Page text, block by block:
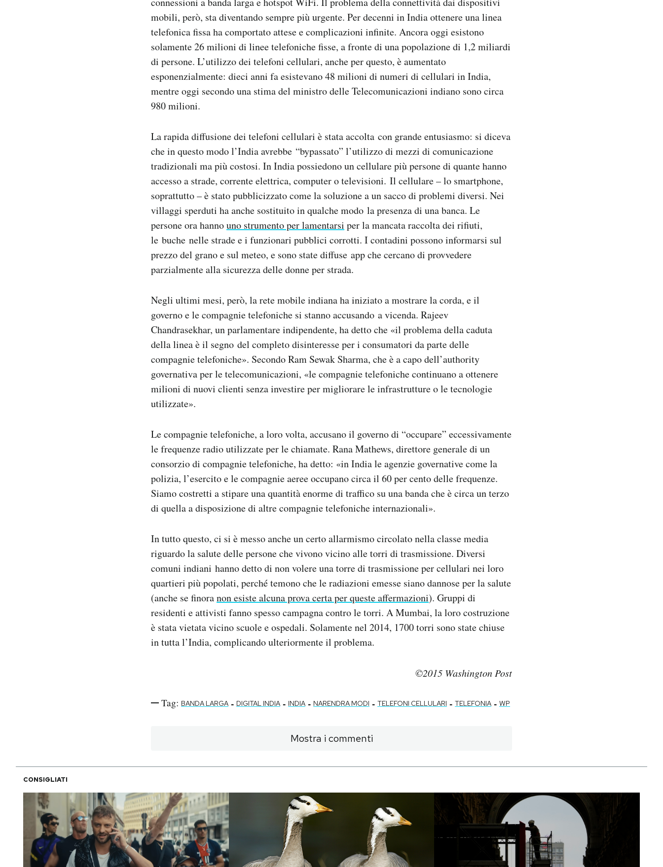
mobili, però, sta diventando sempre più urgente. Per decenni in India ottenere una linea
telefonica fissa ha comportato attese e complicazioni infinite. Ancora oggi esistono
solamente 26 milioni di linee telefoniche fisse, a fronte di una popolazione di 1,2 miliardi
di persone. L’utilizzo dei telefoni cellulari, anche per questo, è aumentato
esponenzialmente: dieci anni fa esistevano 48 milioni di numeri di cellulari in India,
mentre oggi secondo una stima del ministro delle Telecomunicazioni indiano sono circa
980 milioni.
La rapida diffusione dei telefoni cellulari è stata accolta con grande entusiasmo: si diceva
che in questo modo l’India avrebbe “bypassato” l’utilizzo di mezzi di comunicazione
tradizionali ma più costosi. In India possiedono un cellulare più persone di quante hanno
accesso a strade, corrente elettrica, computer o televisioni. Il cellulare – lo smartphone,
soprattutto – è stato pubblicizzato come la soluzione a un sacco di problemi diversi. Nei
villaggi sperduti ha anche sostituito in qualche modo la presenza di una banca. Le
persone ora hannouno strumento per lamentarsi per la mancata raccolta dei rifiuti,
le buche nelle strade e i funzionari pubblici corrotti. I contadini possono informarsi sul
prezzo del grano e sul meteo, e sono state diffuse app che cercano di provvedere
parzialmente alla sicurezza delle donne per strada.
Negli ultimi mesi, però, la rete mobile indiana ha iniziato a mostrare la corda, e il
governo e le compagnie telefoniche si stanno accusando a vicenda. Rajeev
Chandrasekhar, un parlamentare indipendente, ha detto che «il problema della caduta
della linea è il segno del completo disinteresse per i consumatori da parte delle
compagnie telefoniche». Secondo Ram Sewak Sharma, che è a capo dell’authority
governativa per le telecomunicazioni, «le compagnie telefoniche continuano a ottenere
milioni di nuovi clienti senza investire per migliorare le infrastrutture o le tecnologie
utilizzate».
Le compagnie telefoniche, a loro volta, accusano il governo di “occupare” eccessivamente
le frequenze radio utilizzate per le chiamate. Rana Mathews, direttore generale di un
consorzio di compagnie telefoniche, ha detto: «in India le agenzie governative come la
polizia, l’esercito e le compagnie aeree occupano circa il 60 per cento delle frequenze.
Siamo costretti a stipare una quantità enorme di traffico su una banda che è circa un terzo
di quella a disposizione di altre compagnie telefoniche internazionali».
In tutto questo, ci si è messo anche un certo allarmismo circolato nella classe media
riguardo la salute delle persone che vivono vicino alle torri di trasmissione. Diversi
comuni indiani hanno detto di non volere una torre di trasmissione per cellulari nei loro
quartieri più popolati, perché temono che le radiazioni emesse siano dannose per la salute
(anche se finoranon esiste alcuna prova certa per queste affermazioni). Gruppi di
residenti e attivisti fanno spesso campagna contro le torri. A Mumbai, la loro costruzione
è stata vietata vicino scuole e ospedali. Solamente nel 2014, 1700 torri sono state chiuse
in tutta l’India, complicando ulteriormente il problema.
©2015 Washington Post
Tag: BANDA LARGA - DIGITAL INDIA - INDIA - NARENDRA MODI - TELEFONI CELLULARI - TELEFONIA - WP
Mostra i commenti
CONSIGLIATI